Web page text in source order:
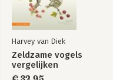
Harvey van Diek
Zeldzame vogels
vergelijken